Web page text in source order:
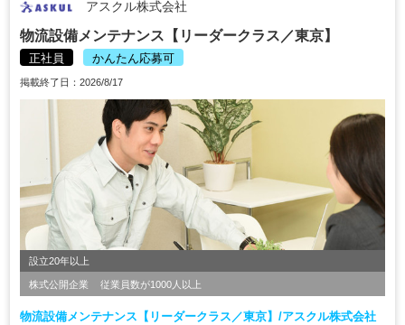
アスクル株式会社
物流設備メンテナンス【リーダークラス／東京】
正社員 かんたん応募可
掲載終了日：2026/8/17
設立20年以上
株式公開企業 従業員数が1000人以上
物流設備メンテナンス【リーダークラス／東京】/アスクル株式会社